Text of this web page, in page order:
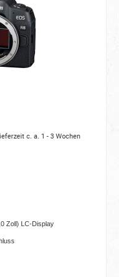
c. a. 1 - 3 Wochen
Zoll) LC-Display